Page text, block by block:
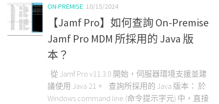
ON-PREMISE 10/15/2024
【Jamf Pro】如何查詢 On-Premise
Jamf Pro MDM 所採用的 Java 版
本？
從 Jamf Pro v11.3.0 開始，伺服器環境支援並建
議使用 Java 21。 查詢所採用的 Java 版本： 於
Windows command line (命令提示字元) 中，直接